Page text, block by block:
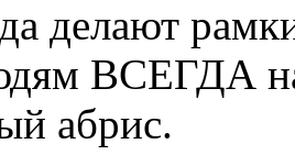
делают
ВСЕГДА
абрис.